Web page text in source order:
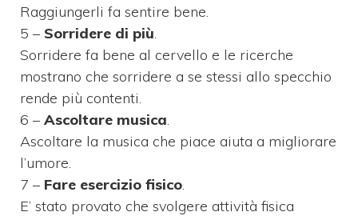
Raggiungerli fa sentire bene.
5 – Sorridere di più.
Sorridere fa bene al cervello e le ricerche
mostrano che sorridere a se stessi allo specchio
rende più contenti.
6 – Ascoltare musica.
Ascoltare la musica che piace aiuta a migliorare
l’umore.
7 – Fare esercizio fisico.
E’ stato provato che svolgere attività fisica